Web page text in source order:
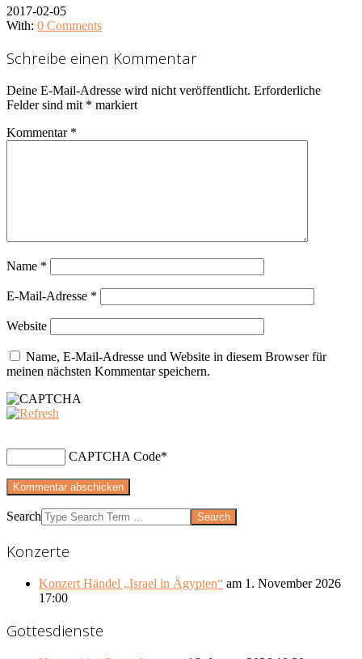
2017-02-05
With: 0 Comments
Schreibe einen Kommentar
Deine E-Mail-Adresse wird nicht veröffentlicht. Erforderliche
Felder sind mit * markiert
Kommentar *
Name *
E-Mail-Adresse *
Website
Name, E-Mail-Adresse und Website in diesem Browser für
meinen nächsten Kommentar speichern.
CAPTCHA Code*
Search
Konzerte
Konzert Händel „Israel in Ägypten“ am 1. November 2026
17:00
Gottesdienste